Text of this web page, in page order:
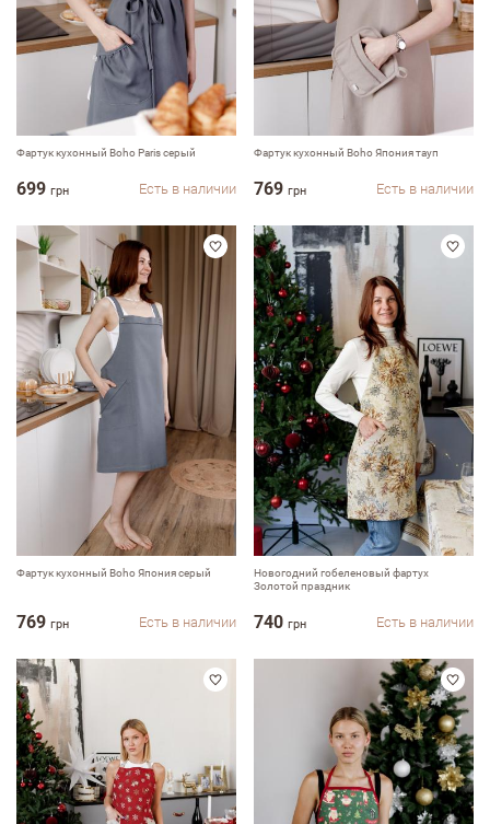
Фартук кухонный Boho Paris серый
699 грн Есть в наличии
Фартук кухонный Boho Япония тауп
769 грн Есть в наличии
Фартук кухонный Boho Япония серый
769 грн Есть в наличии
Новогодний гобеленовый фартух
Золотой праздник
740 грн Есть в наличии